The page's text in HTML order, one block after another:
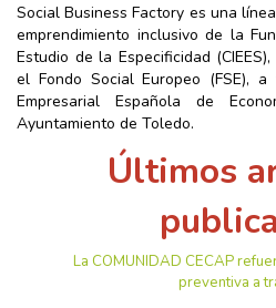
Social Business Factory es una
emprendimiento inclusivo de la
Estudio de la Especificidad
el Fondo Social Europeo (FSE),
Empresarial Española de
Ayuntamiento de Toledo.
Últimos
La COMUNIDAD CECAP
preventiva a